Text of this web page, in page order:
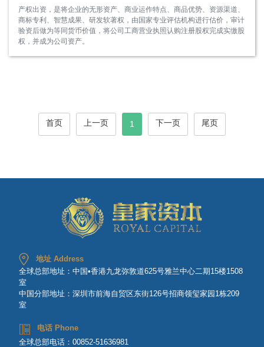
产权出资，是将企业的无形资产、商业运作特点、商品优势、资源渠道、
商标专利、智慧成果、研发软著权，由国家专业评估机构进行估价，审计
验资后做为等同货币价值，将公司工商营业执照认购注册股权完成实缴股
权，并成为公司资产。
首页 上一页 1 下一页 尾页
地址 Address
全球总部地址：中国•香港九龙弥敦道625号雅兰中心二期15楼1508
室
中国分部地址：深圳市前海自贸区东街126号招商领玺家园1栋209
室
电话 Phone
全球总部电话：00852-51636981